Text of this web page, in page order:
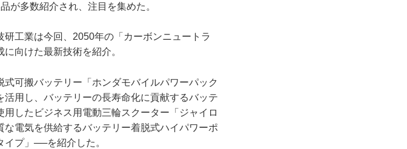
が多数紹介され、注目を集めた。
工業は今回、2050年の「カーボンニュートラ
向けた最新技術を紹介。
可搬バッテリー「ホンダモバイルパワーパック
用し、バッテリーの長寿命化に貢献するバッテ
したビジネス用電動三輪スクーター「ジャイロ
電気を供給するバッテリー着脱式ハイパワーポ
プ」──を紹介した。